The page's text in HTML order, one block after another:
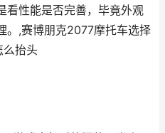
看性能是否完善，毕竟外观
。,赛博朋克2077摩托车选择
么抬头